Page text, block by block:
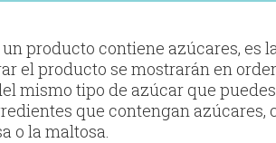
producto contiene azúcares, es
el producto se mostrarán en
mismo tipo de azúcar que
que contengan
o la maltosa.